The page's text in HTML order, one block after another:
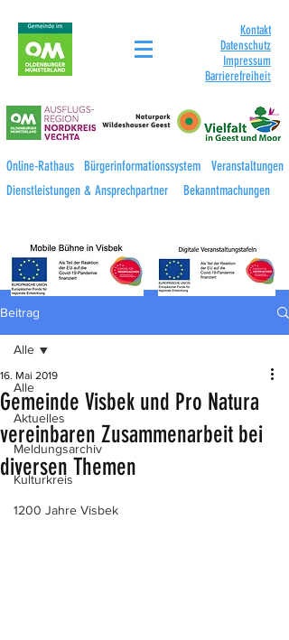
Kontakt
Datenschutz
Impressum
Barrierefreiheit
Online-Rathaus Bürgerinformationssystem
Veranstaltungen
Dienstleistungen & Ansprechpartner
Bekanntmachungen
Beitrag
Alle
Aktuelles
Meldungsarchiv
Kulturkreis
1200 Jahre Visbek
Alle
Gemeinde Visbek und Pro Natura
vereinbaren Zusammenarbeit bei
diversen Themen
16. Mai 2019